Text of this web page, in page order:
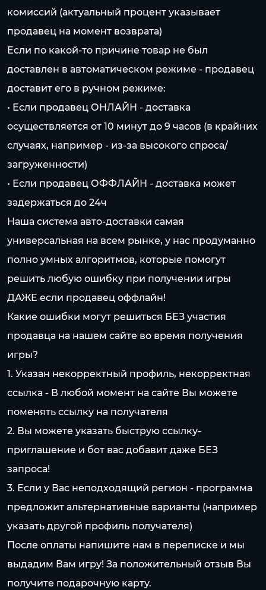
комиссий (актуальный процент указывает
продавец на момент возврата)
Если по какой-то причине товар не был
доставлен в автоматическом режиме - продавец
доставит его в ручном режиме:
• Если продавец ОНЛАЙН - доставка
осуществляется от 10 минут до 9 часов (в крайних
случаях, например - из-за высокого спроса/
загруженности)
• Если продавец ОФФЛАЙН - доставка может
задержаться до 24ч
Наша система авто-доставки самая
универсальная на всем рынке, у нас продуманно
полно умных алгоритмов, которые помогут
решить любую ошибку при получении игры
ДАЖЕ если продавец оффлайн!
Какие ошибки могут решиться БЕЗ участия
продавца на нашем сайте во время получения
игры?
1. Указан некорректный профиль, некорректная
ссылка - В любой момент на сайте Вы можете
поменять ссылку на получателя
2. Вы можете указать быструю ссылку-
приглашение и бот вас добавит даже БЕЗ
запроса!
3. Если у Вас неподходящий регион - программа
предложит альтернативные варианты (например
указать другой профиль получателя)
После оплаты напишите нам в переписке и мы
выдадим Вам игру! За положительный отзыв Вы
получите подарочную карту.